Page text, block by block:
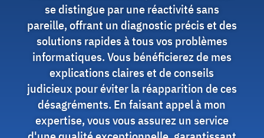
se distingue par une réactivité sans
pareille, offrant un diagnostic précis et des
solutions rapides à tous vos problèmes
informatiques. Vous bénéficierez de mes
explications claires et de conseils
judicieux pour éviter la réapparition de ces
désagréments. En faisant appel à mon
expertise, vous vous assurez un service